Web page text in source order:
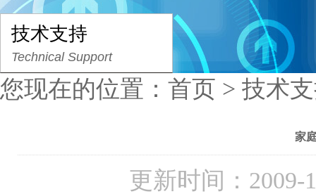
技术支持
Technical Support
您现在的位置： 首页 > 技术
家
更新时间：